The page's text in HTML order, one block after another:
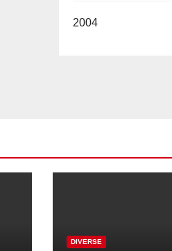
2004
DIVERSE